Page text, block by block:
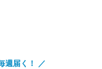
週届く！ ／